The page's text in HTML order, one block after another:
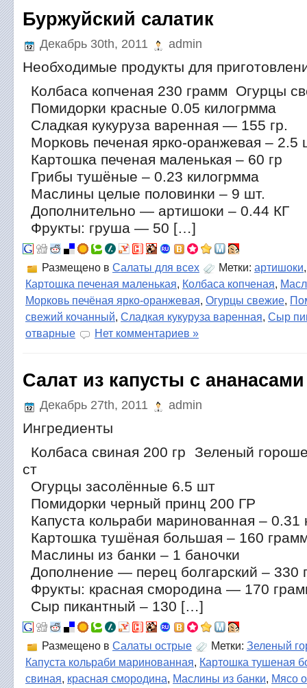
Буржуйский салатик
Декабрь 30th, 2011 admin
Необходимые продукты для
Колбаса копченая 230 грамм Огурцы
Помидорки красные 0.05 килогрмма
Сладкая кукуруза варенная — 155 гр.
Морковь печеная ярко-оранжевая – 2.5
Картошка печеная маленькая – 60 гр
Грибы тушёные – 0.23 килогрмма
Маслины целые половинки – 9 шт.
Дополнительно — артишоки – 0.44 КГ
Фрукты: груша — 50 […]
Размещено в Салаты для всех Метки: артишоки
Картошка печеная маленькая, Колбаса копченая,
Морковь печёная ярко-оранжевая, Огурцы свежие,
свежий кочанный, Сладкая кукуруза варенная, Сыр
отварные
Нет комментариев »
Салат из капусты с ананасами
Декабрь 27th, 2011 admin
Ингредиенты
Колбаса свиная 200 гр Зеленый
ст
Огурцы засолённые 6.5 шт
Помидорки черный принц 200 ГР
Капуста кольраби маринованная – 0.31
Картошка тушёная большая – 160
Маслины из банки – 1 баночки
Дополнение — перец болгарский – 330
Фрукты: красная смородина — 170
Сыр пикантный – 130 […]
Размещено в Салаты острые Метки: Зеленый
Капуста кольраби маринованная, Картошка тушеная
свиная, красная смородина, Маслины из банки, Мясо